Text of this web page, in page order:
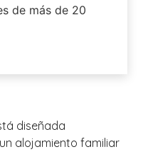
de más de 20
diseñada
alojamiento familiar